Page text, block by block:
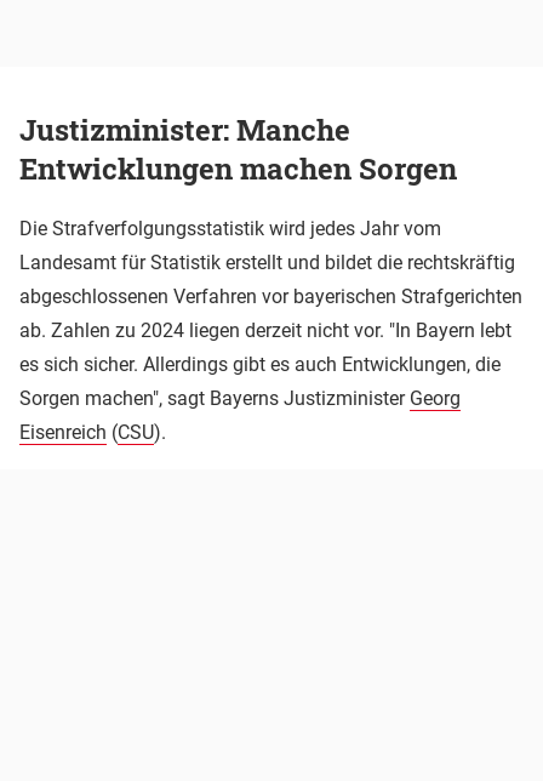
Justizminister: Manche
Entwicklungen machen Sorgen
Die Strafverfolgungsstatistik wird jedes Jahr vom
Landesamt für Statistik erstellt und bildet die rechtskräftig
abgeschlossenen Verfahren vor bayerischen Strafgerichten
ab. Zahlen zu 2024 liegen derzeit nicht vor. "In Bayern lebt
es sich sicher. Allerdings gibt es auch Entwicklungen, die
Sorgen machen", sagt Bayerns Justizminister Georg
Eisenreich (CSU).